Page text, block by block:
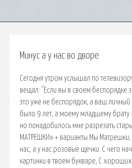
Минус а у нас во дворе
Сегодня утром услышал по
вещал: "Если вы в своем беспорядке
это уже не беспорядок, а ваш
было 9 лет, а моему младшему
но понадобилось мне разрезать
МАТРЕШКИ» + варианты Мы Матрешки,
нас, а у нас розовые щечки. С чего
картинки в твоем букваре, С